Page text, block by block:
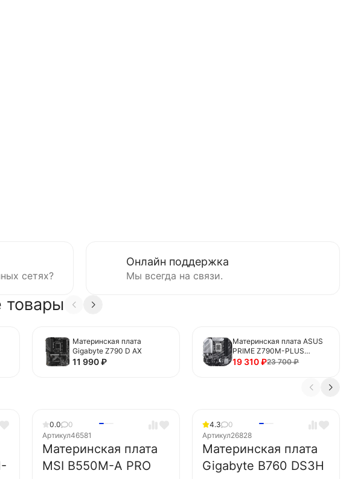
сетях?
Онлайн поддержка
Мы всегда на связи.
товары
Материнская плата
Gigabyte Z790 D AX
11 990₽
Материнская плата ASUS
PRIME Z790M-PLUS
(90MB1E70-M0EAY0)
23 700₽
19 310₽
0.0
0
Артикул46581
Материнская плата
MSI B550M-A PRO
4.3
0
Артикул26828
Материнская плата
Gigabyte B760 DS3H